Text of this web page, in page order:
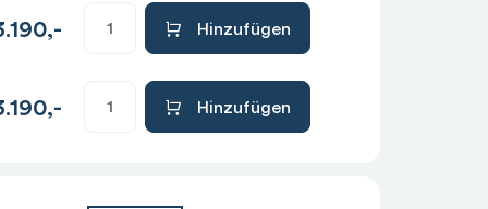
Hinzufügen
Hinzufügen